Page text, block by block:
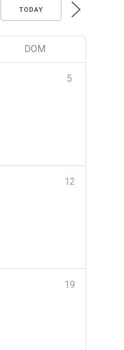
TODAY
DOM
5
12
19